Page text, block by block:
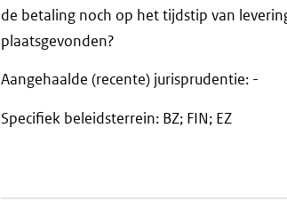
de betaling noch op het tijdstip van
plaatsgevonden?
Aangehaalde (recente) jurisprudentie: -
Specifiek beleidsterrein: BZ; FIN; EZ